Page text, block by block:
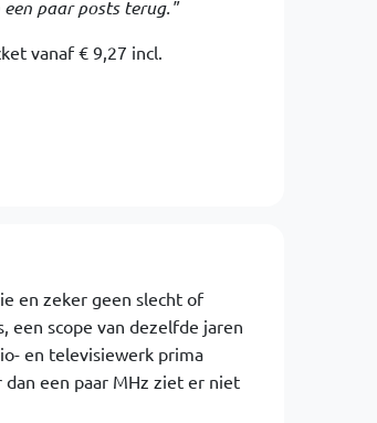
paar posts terug."
vanaf € 9,27 incl.
en zeker geen slecht of
een scope van dezelfde jaren
en televisiewerk prima
een paar MHz ziet er niet